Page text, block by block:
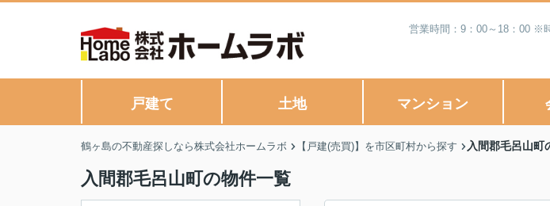
営業時間：9：00～18：00
戸建て 土地 マンション
鶴ヶ島の不動産探しなら株式会社ホームラボ 【戸建(売買)】を市区町村から探す 入間郡毛呂山町
入間郡毛呂山町の物件一覧